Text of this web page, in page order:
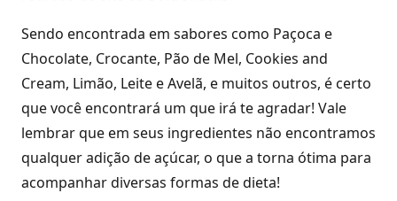
Sendo encontrada em sabores como Paçoca e
Chocolate, Crocante, Pão de Mel, Cookies and
Cream, Limão, Leite e Avelã, e muitos outros, é certo
que você encontrará um que irá te agradar! Vale
lembrar que em seus ingredientes não encontramos
qualquer adição de açúcar, o que a torna ótima para
acompanhar diversas formas de dieta!